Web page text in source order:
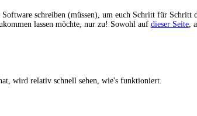
schreiben (müssen), um euch Schritt für Schritt
lassen möchte, nur zu! Sowohl auf dieser Seite ,
wird relativ schnell sehen, wie's funktioniert.